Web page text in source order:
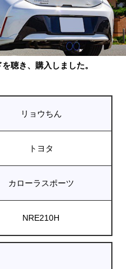
聴き、購入しました。
リョウちん
トヨタ
カローラスポーツ
NRE210H